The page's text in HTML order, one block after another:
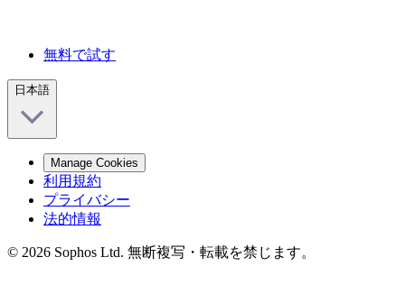
無料で試す
日本語
Manage Cookies
利用規約
プライバシー
法的情報
© 2026 Sophos Ltd. 無断複写・転載を禁じます。